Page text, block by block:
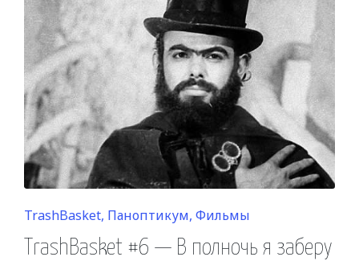
Posted
in
TrashBasket Паноптикум Фильмы
TrashBasket #6 — В полночь я заберу